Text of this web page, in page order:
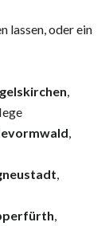
lassen, oder ein
,
,
,
,